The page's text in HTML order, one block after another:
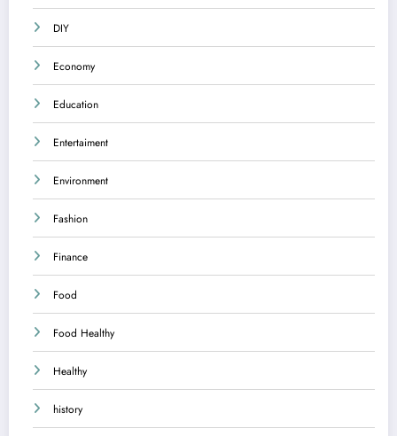
DIY
Economy
Education
Entertaiment
Environment
Fashion
Finance
Food
Food Healthy
Healthy
history